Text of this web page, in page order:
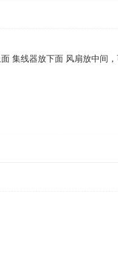
集线器放下面 风扇放中间